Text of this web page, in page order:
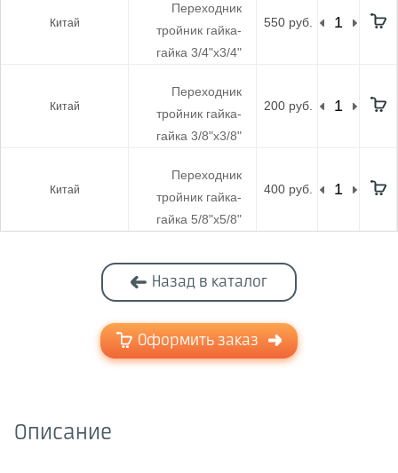
Китай
Переходник
тройник гайка-
гайка 3/4"х3/4"
550 руб.
Китай
Переходник
тройник гайка-
гайка 3/8"х3/8"
200 руб.
Китай
Переходник
тройник гайка-
гайка 5/8"х5/8"
400 руб.
Назад в каталог
Оформить заказ
Описание